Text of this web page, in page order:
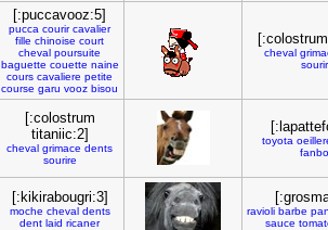
[:puccavooz:5]
pucca courir cavalier
fille chinoise court
cheval poursuite
baguette couette naine
cours cavaliere petite
course garu vooz bisou
cheval
[:colostrum
titaniic:2]
cheval grimace dents
sourire
toyota
[:kikirabougri:3]
moche cheval dents
dent laid ricaner
ravioli barbe
sauce